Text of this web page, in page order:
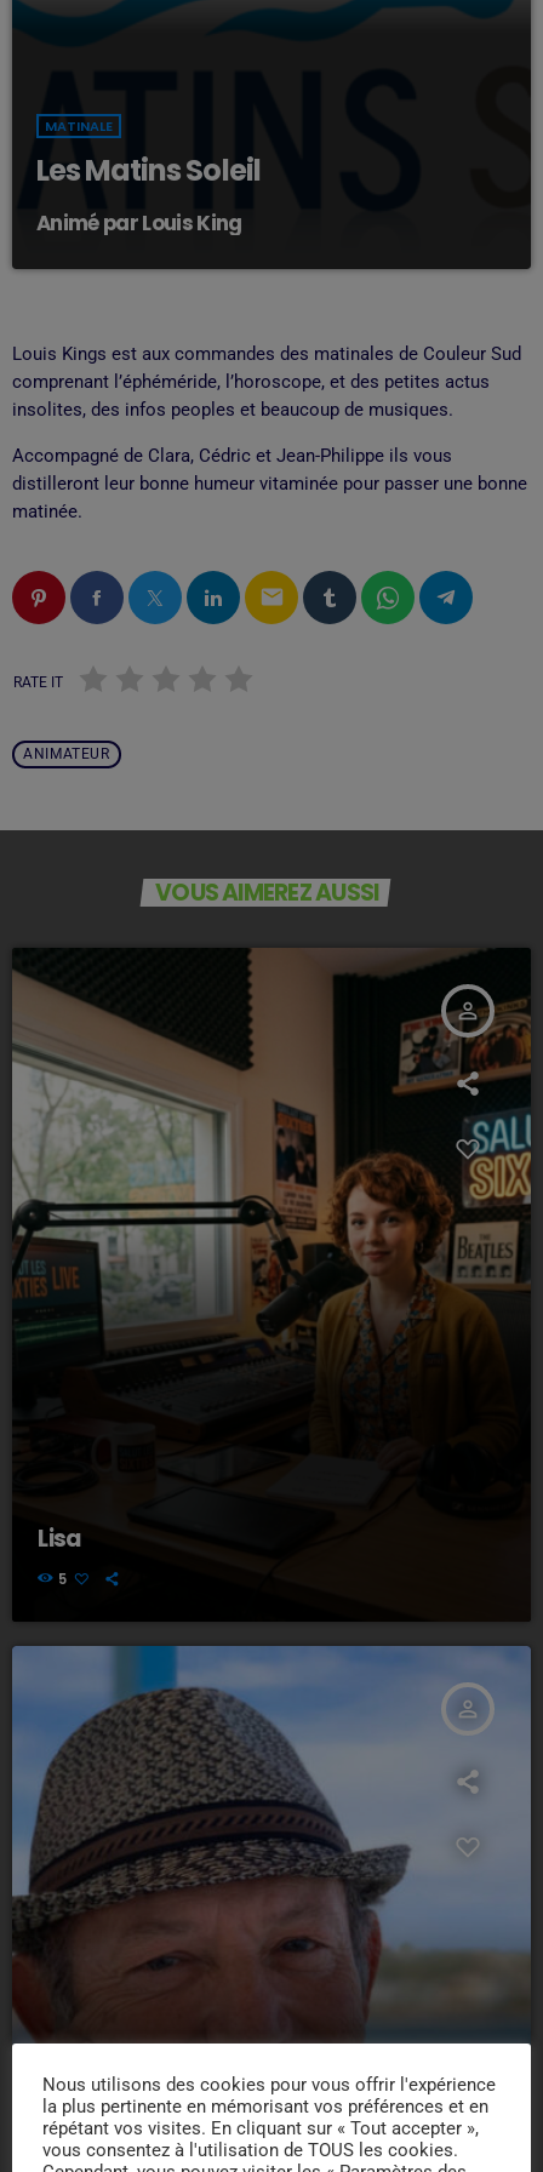
MATINALE
Les Matins Soleil
Animé par Louis King
Louis Kings est aux commandes des matinales de Couleur Sud
comprenant l’éphéméride, l’horoscope, et des petites actus
insolites, des infos peoples et beaucoup de musiques.
Accompagné de Clara, Cédric et Jean-Philippe ils vous
distilleront leur bonne humeur vitaminée pour passer une bonne
matinée.
email
RATE IT
ANIMATEUR
VOUS AIMEREZ AUSSI
person_outline
Lisa
5
person_outline
Nous utilisons des cookies pour vous offrir l'expérience
la plus pertinente en mémorisant vos préférences et en
répétant vos visites. En cliquant sur « Tout accepter »,
vous consentez à l'utilisation de TOUS les cookies.